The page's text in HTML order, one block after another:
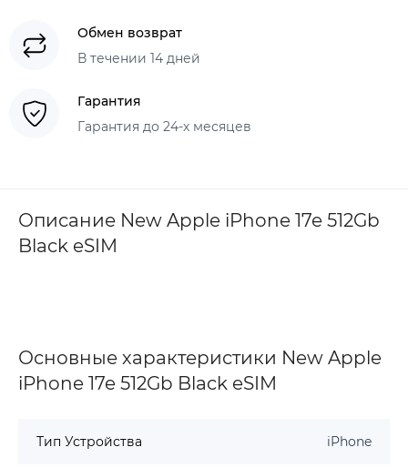
Обмен возврат
В течении 14 дней
Гарантия
Гарантия до 24-х месяцев
Описание New Apple iPhone 17e 512Gb
Black eSIM
Основные характеристики New Apple
iPhone 17e 512Gb Black eSIM
Тип Устройства iPhone